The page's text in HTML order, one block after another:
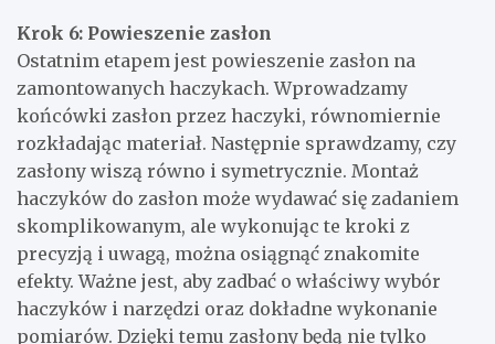
Krok 6: Powieszenie zasłon
Ostatnim etapem jest powieszenie zasłon na
zamontowanych haczykach. Wprowadzamy
końcówki zasłon przez haczyki, równomiernie
rozkładając materiał. Następnie sprawdzamy, czy
zasłony wiszą równo i symetrycznie. Montaż
haczyków do zasłon może wydawać się zadaniem
skomplikowanym, ale wykonując te kroki z
precyzją i uwagą, można osiągnąć znakomite
efekty. Ważne jest, aby zadbać o właściwy wybór
haczyków i narzędzi oraz dokładne wykonanie
pomiarów. Dzięki temu zasłony będą nie tylko